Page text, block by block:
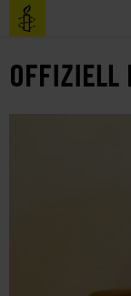
Direkt
zum
Benutzermenü
OFFIZIELL